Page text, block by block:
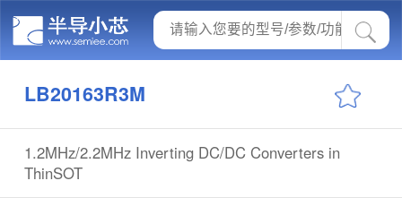
LB20163R3M
1.2MHz/2.2MHz Inverting DC/DC Converters in
ThinSOT